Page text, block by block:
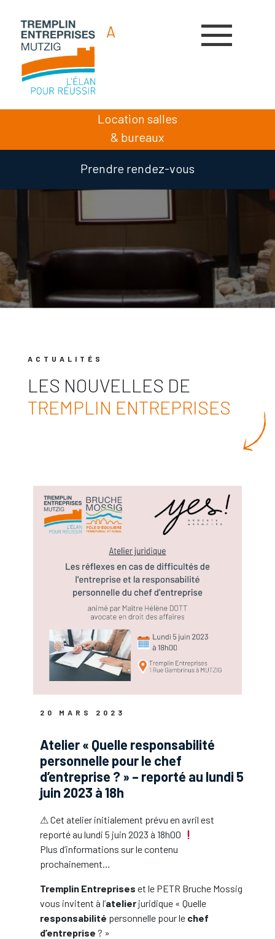
A A A
Location salles
& bureaux
Prendre rendez-vous
ACTUALITÉS
LES NOUVELLES DE
TREMPLIN ENTREPRISES
20 MARS 2023
Atelier « Quelle responsabilité
personnelle pour le chef
d’entreprise ? » – reporté au lundi 5
juin 2023 à 18h
⚠ Cet atelier initialement prévu en avril est
reporté au lundi 5 juin 2023 à 18h00
Plus d’informations sur le contenu
prochainement…
Tremplin Entreprises et le PETR Bruche Mossig
vous invitent à l’atelier juridique « Quelle
responsabilité personnelle pour le chef
d’entreprise ? »